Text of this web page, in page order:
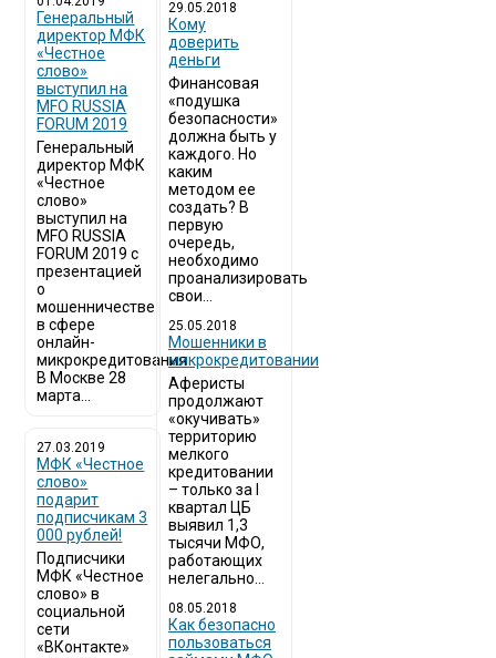
Генеральный
директор МФК
«Честное
слово»
выступил на
MFO RUSSIA
FORUM 2019
Генеральный
директор МФК
«Честное
слово»
выступил на
MFO RUSSIA
FORUM 2019 с
презентацией
о
мошенничестве
в сфере
онлайн-
микрокредитования
В Москве 28
марта...
27.03.2019
МФК «Честное
слово»
подарит
подписчикам 3
000 рублей!
Подписчики
МФК «Честное
слово» в
социальной
сети
«ВКонтакте»
29.05.2018
Кому
доверить
деньги
Финансовая
«подушка
безопасности»
должна быть у
каждого. Но
каким
методом ее
создать? В
первую
очередь,
необходимо
проанализировать
свои...
25.05.2018
Мошенники в
микрокредитовании
Аферисты
продолжают
«окучивать»
территорию
мелкого
кредитовании
– только за I
квартал ЦБ
выявил 1,3
тысячи МФО,
работающих
нелегально...
08.05.2018
Как безопасно
пользоваться